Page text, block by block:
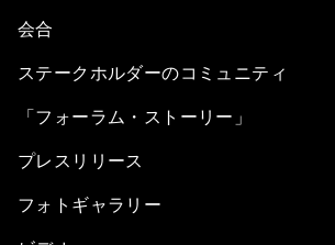
会合
ステークホルダーのコミュニティ
「フォーラム・ストーリー」
プレスリリース
フォトギャラリー